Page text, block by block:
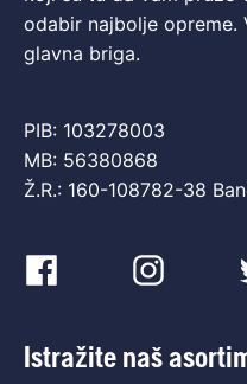
odabir najbolje opreme.
glavna briga.
PIB: 103278003
MB: 56380868
Ž.R.: 160-108782-38
Istražite naš